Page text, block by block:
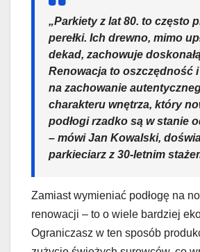
„Parkiety z lat 80. to często
perełki. Ich drewno, mimo
dekad, zachowuje
Renowacja to oszczędność
na zachowanie
charakteru wnętrza, który
podłogi rzadko są w stanie
– mówi Jan Kowalski,
parkieciarz z 30-letnim
Zamiast wymieniać podłogę na
renowacji – to o wiele bardziej
Ograniczasz w ten sposób